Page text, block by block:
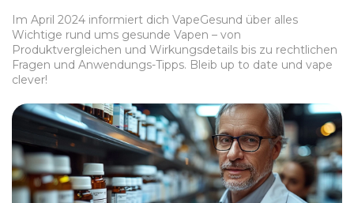
Im April 2024 informiert dich VapeGesund über alles
Wichtige rund ums gesunde Vapen – von
Produktvergleichen und Wirkungsdetails bis zu rechtlichen
Fragen und Anwendungs-Tipps. Bleib up to date und vape
clever!